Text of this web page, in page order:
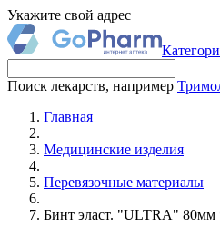
Укажите свой адрес
Поиск лекарств, например
Главная
Медицинские изделия
Перевязочные материалы
Бинт эласт. "ULTRA"